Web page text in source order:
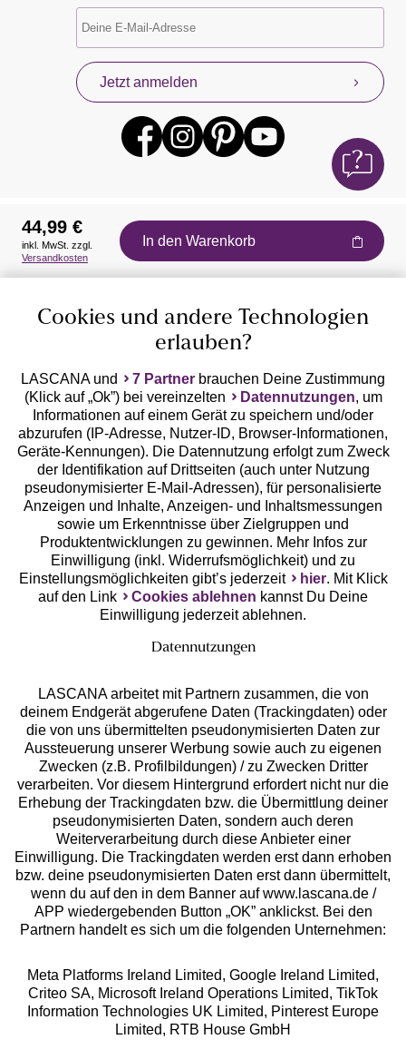
Jetzt anmelden
Auszeichnungen
Geprüfte Sicherheit
Unsere Apps
Services
Beratung
Über uns
Rechtliches
Alle Preise inkl. MwSt., zzgl.
Versandkosten
** Bonität vorausgesetzt, berechtigt zur Bonitätsprüfung
44,99 €
inkl. MwSt. zzgl.
Versandkosten
In den Warenkorb
Cookies und andere Technologien
erlauben?
LASCANA und 7 Partner brauchen Deine Zustimmung
(Klick auf „Ok”) bei vereinzelten
Datennutzungen, um
Informationen auf einem Gerät zu speichern und/oder
abzurufen (IP-Adresse, Nutzer-ID, Browser-Informationen,
Geräte-Kennungen). Die Datennutzung erfolgt zum Zweck
der Identifikation auf Drittseiten (auch unter Nutzung
pseudonymisierter E-Mail-Adressen), für personalisierte
Anzeigen und Inhalte, Anzeigen- und Inhaltsmessungen
sowie um Erkenntnisse über Zielgruppen und
Produktentwicklungen zu gewinnen. Mehr Infos zur
Einwilligung (inkl. Widerrufsmöglichkeit) und zu
Einstellungsmöglichkeiten gibt’s jederzeit
hier. Mit Klick
auf den Link
Cookies ablehnen kannst Du Deine
Einwilligung jederzeit ablehnen.
Datennutzungen
LASCANA arbeitet mit Partnern zusammen, die von
deinem Endgerät abgerufene Daten (Trackingdaten) oder
die von uns übermittelten pseudonymisierten Daten zur
Aussteuerung unserer Werbung sowie auch zu eigenen
Zwecken (z.B. Profilbildungen) / zu Zwecken Dritter
verarbeiten. Vor diesem Hintergrund erfordert nicht nur die
Erhebung der Trackingdaten bzw. die Übermittlung deiner
pseudonymisierten Daten, sondern auch deren
Weiterverarbeitung durch diese Anbieter einer
Einwilligung. Die Trackingdaten werden erst dann erhoben
bzw. deine pseudonymisierten Daten erst dann übermittelt,
wenn du auf den in dem Banner auf www.lascana.de /
APP wiedergebenden Button „OK” anklickst. Bei den
Partnern handelt es sich um die folgenden Unternehmen:
Meta Platforms Ireland Limited, Google Ireland Limited,
Criteo SA, Microsoft Ireland Operations Limited, TikTok
Information Technologies UK Limited, Pinterest Europe
Limited, RTB House GmbH